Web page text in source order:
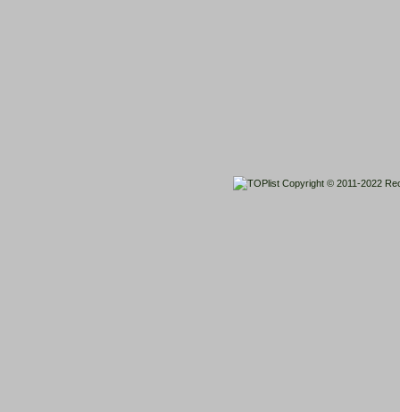
Copyright © 2011-2022